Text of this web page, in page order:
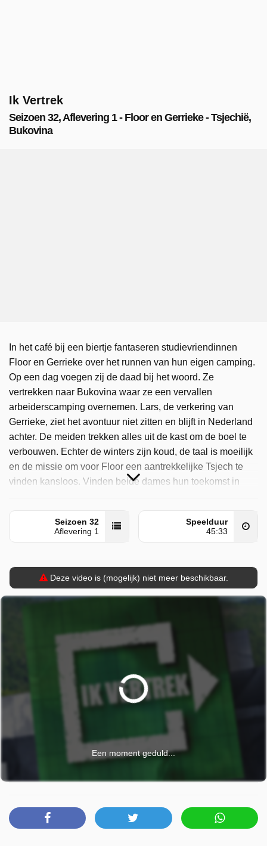
Ik Vertrek
Seizoen 32, Aflevering 1 - Floor en Gerrieke - Tsjechië,
Bukovina
In het café bij een biertje fantaseren studievriendinnen
Floor en Gerrieke over het runnen van hun eigen camping.
Op een dag voegen zij de daad bij het woord. Ze
vertrekken naar Bukovina waar ze een vervallen
arbeiderscamping overnemen. Lars, de verkering van
Gerrieke, ziet het avontuur niet zitten en blijft in Nederland
achter. De meiden trekken alles uit de kast om de boel te
verbouwen. Echter de winters zijn koud, de taal is moeilijk
en de missie om voor Floor een aantrekkelijke Tsjech te
vinden kansloos. Vinden beide dames hun toekomst in
spelen?
Ik Vertrek is door NPO 1 uitgezonden op donderdag 11
Seizoen 32
Aflevering 1
Speelduur
45:33
Deze video is (mogelijk) niet meer beschikbaar.
Een moment geduld...